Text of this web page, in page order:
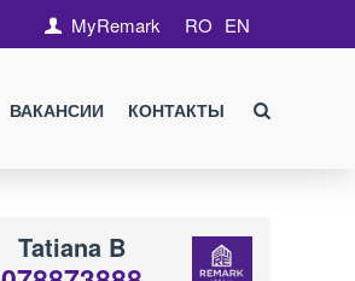
MyRemark RO EN
ВАКАНСИИ КОНТАКТЫ
Tatiana B